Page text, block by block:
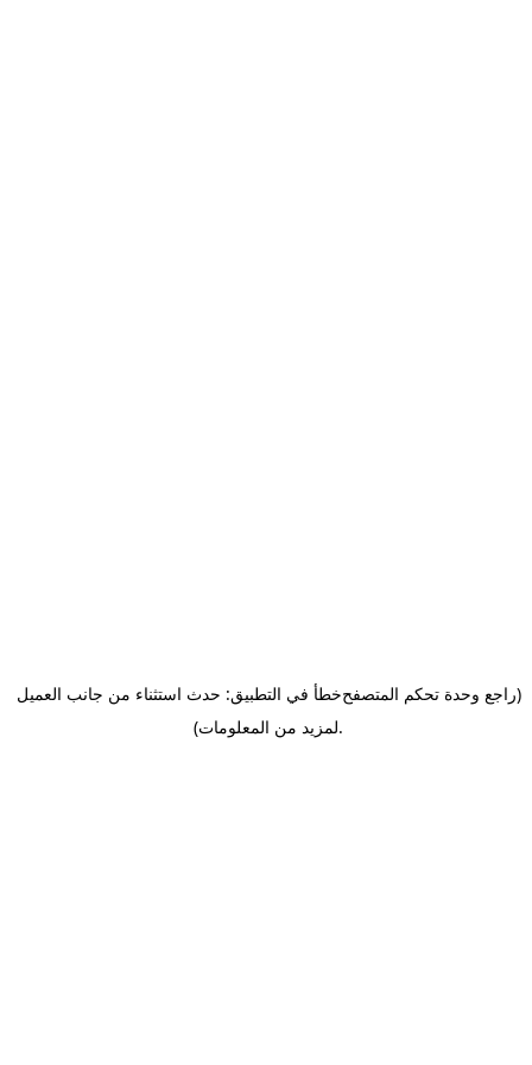
خطأ في التطبيق: حدث استثناء من جانب العميل(راجع وحدة تحكم المتصفح
لمزيد من المعلومات).